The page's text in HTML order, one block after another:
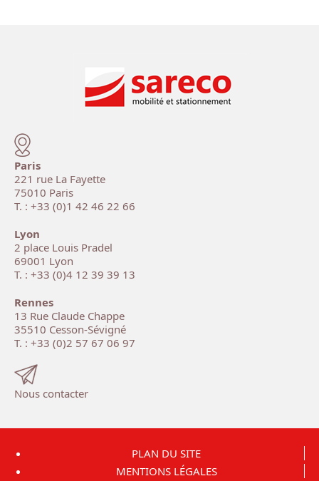
Paris
221 rue La Fayette
75010 Paris
T. : +33 (0)1 42 46 22 66
Lyon
2 place Louis Pradel
69001 Lyon
T. : +33 (0)4 12 39 39 13
Rennes
13 Rue Claude Chappe
35510 Cesson-Sévigné
T. : +33 (0)2 57 67 06 97
Nous contacter
PLAN DU SITE
MENTIONS LÉGALES